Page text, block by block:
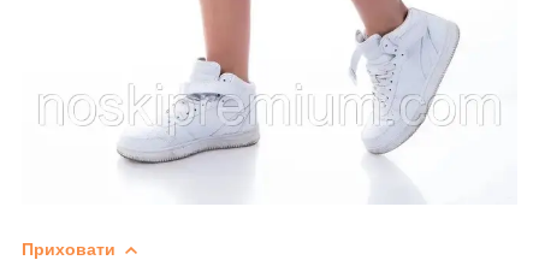
Приховати